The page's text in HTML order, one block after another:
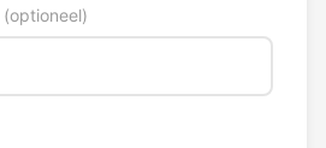
(optioneel)